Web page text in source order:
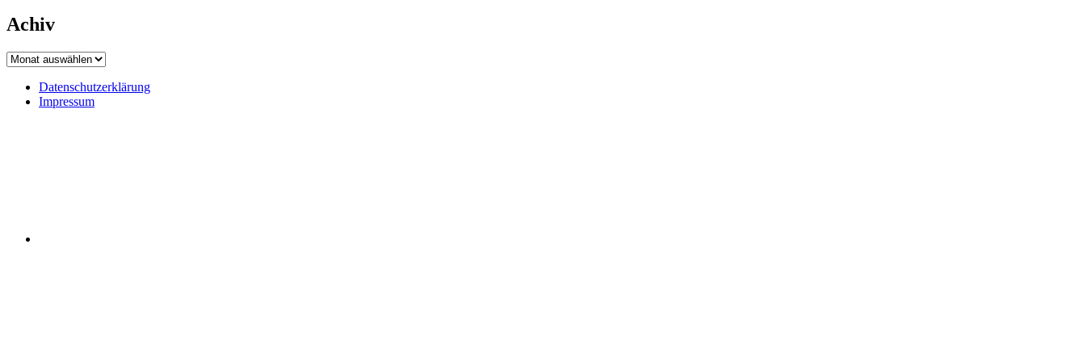
Achiv
Achiv
Datenschutzerklärung
Impressum